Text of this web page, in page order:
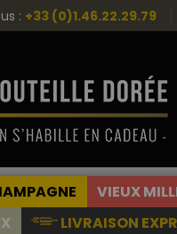
: +33 (0)1.46.22.29.79
VIEUX
LIVRAISON